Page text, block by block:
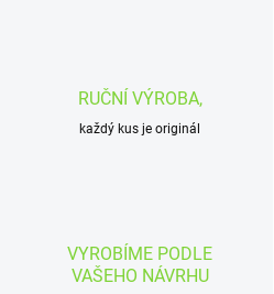
RUČNÍ VÝROBA,
každý kus je originál
VYROBÍME PODLE
VAŠEHO NÁVRHU